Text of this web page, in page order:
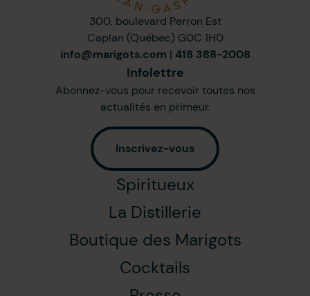
300, boulevard Perron Est
Caplan (Québec) G0C 1H0
info@marigots.com | 418 388-2008
Infolettre
Abonnez-vous pour recevoir toutes nos
actualités en primeur.
Inscrivez-vous
Spiritueux
La Distillerie
Boutique des Marigots
Cocktails